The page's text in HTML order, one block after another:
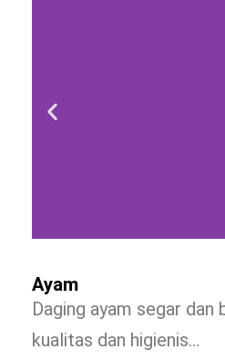
Ayam
Daging ayam segar dan
kualitas dan higienis…